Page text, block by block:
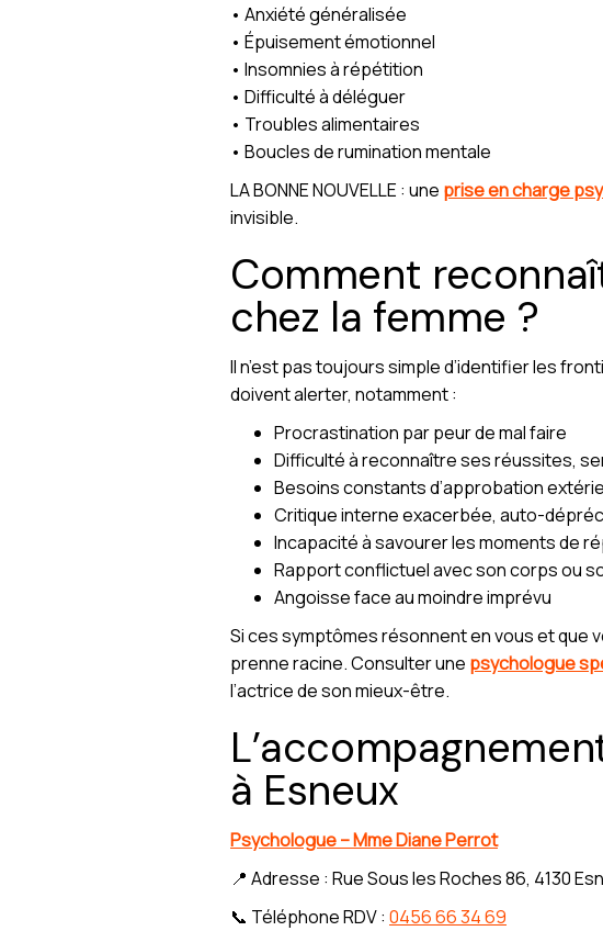
• Anxiété généralisée
• Épuisement émotionnel
• Insomnies à répétition
• Difficulté à déléguer
• Troubles alimentaires
• Boucles de rumination mentale
LA BONNE NOUVELLE : une prise en charge
invisible.
Comment
chez la femme ?
Il n’est pas toujours simple d’identifier les
doivent alerter, notamment :
Procrastination par peur de mal faire
Difficulté à reconnaître ses réussites,
Besoins constants d’approbation
Critique interne exacerbée, auto-
Incapacité à savourer les moments de
Rapport conflictuel avec son corps ou
Angoisse face au moindre imprévu
Si ces symptômes résonnent en vous et que
prenne racine. Consulter une psychologue
l’actrice de son mieux-être.
à Esneux
Psychologue – Mme Diane Perrot
📍 Adresse : Rue Sous les Roches 86, 4130
📞 Téléphone RDV : 0456 66 34 69